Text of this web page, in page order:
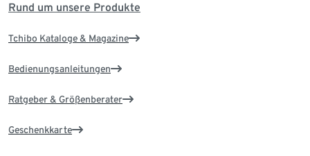
Rund um unsere Produkte
Tchibo Kataloge & Magazine
Bedienungsanleitungen
Ratgeber & Größenberater
Geschenkkarte